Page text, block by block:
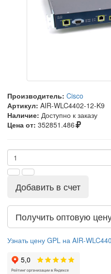
Производитель: Cisco
Артикул: AIR-WLC4402-12-K9
Наличие: Доступно к заказу
Цена от: 352851.486
Добавить в счет
Получить оптовую
Узнать цену GPL на AIR-